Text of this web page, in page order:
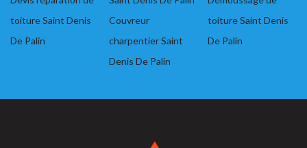
toiture Saint Denis
De Palin
Couvreur
charpentier Saint
Denis De Palin
toiture Saint Denis
De Palin